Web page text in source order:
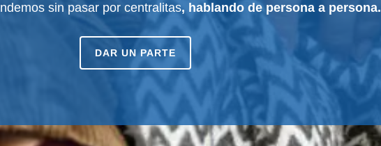
sin pasar por centralitas, hablando de persona a persona.
DAR UN PARTE